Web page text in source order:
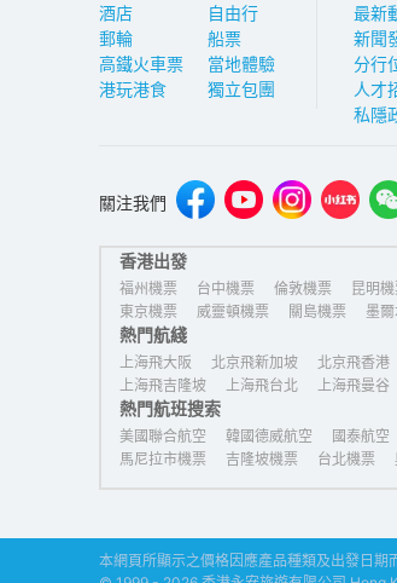
酒店
郵輪
高鐵火車票
港玩港食
自由行
船票
當地體驗
獨立包團
最新
新聞
分行
人才
私隱
關注我們
香港出發
福州機票 台中機票 倫敦機票 昆明
東京機票
威靈頓機票 關島機票 墨
熱門航綫
上海飛大阪 北京飛新加坡 北京飛香港
上海飛吉隆坡
上海飛台北 上海飛曼谷
熱門航班搜索
美國聯合航空 韓國德威航空 國泰航空
馬尼拉市機票
吉隆坡機票 台北機票
本網頁所顯示之價格因應產品種類及出發日